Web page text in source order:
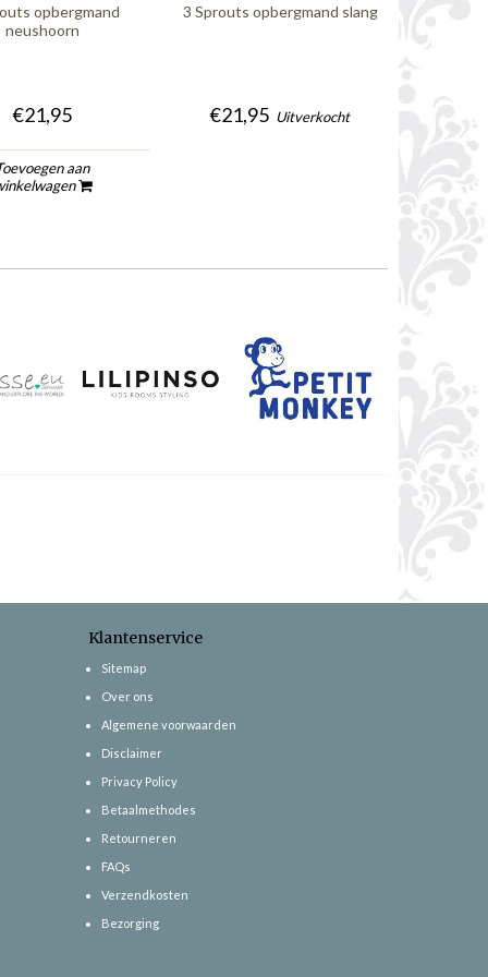
opbergmand
neushoorn
€21,95
aan
3 Sprouts opbergmand slang
€21,95 Uitverkocht
3
Klantenservice
Sitemap
Over ons
Algemene voorwaarden
Disclaimer
Privacy Policy
Betaalmethodes
Retourneren
FAQs
Verzendkosten
Bezorging